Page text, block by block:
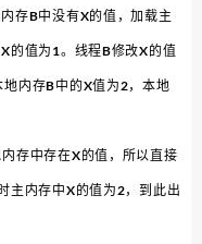
存B中没有X的值，加载主
的值为1。线程B修改X的值
内存B中的X值为2，本地
存中存在X的值，所以直接
主内存中X的值为2，到此出